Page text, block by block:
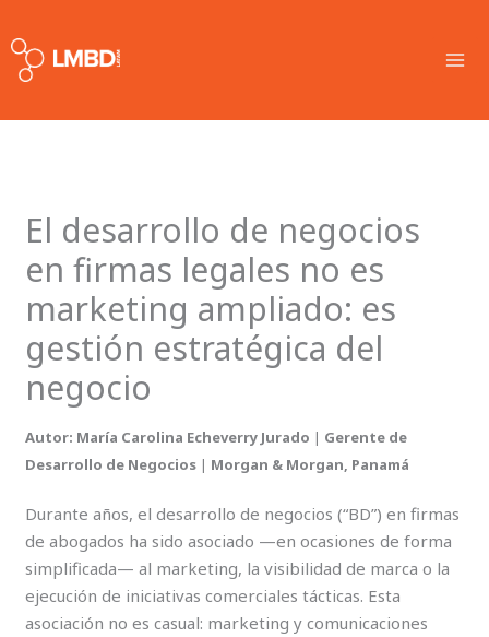
to
content
El desarrollo de negocios
en firmas legales no es
marketing ampliado: es
gestión estratégica del
negocio
Autor: María Carolina Echeverry Jurado | Gerente de
Desarrollo de Negocios | Morgan & Morgan, Panamá
Durante años, el desarrollo de negocios (“BD”) en firmas
de abogados ha sido asociado —en ocasiones de forma
simplificada— al marketing, la visibilidad de marca o la
ejecución de iniciativas comerciales tácticas. Esta
asociación no es casual: marketing y comunicaciones